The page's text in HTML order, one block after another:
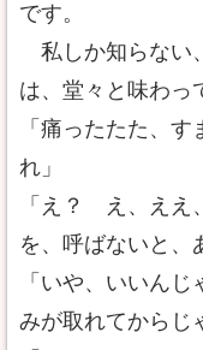
です。
私しか知らない
は、堂々と味わっ
「痛ったたた、
れ」
「え？ え、ええ
を、呼ばないと、
「いや、いいん
みが取れてから